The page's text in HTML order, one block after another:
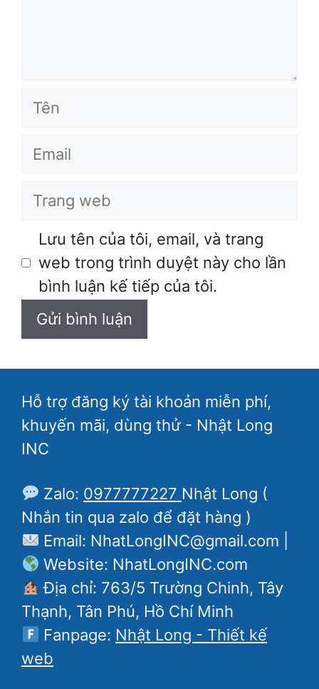
Tên
Email
Trang
Lưu tên của tôi, email, và trang
web trong trình duyệt này cho lần
bình luận kế tiếp của tôi.
Hỗ trợ đăng ký tài khoản miễn phí,
khuyến mãi, dùng thử - Nhật Long
INC
Zalo: 0977777227 Nhật Long (
Nhắn tin qua zalo để đặt hàng )
Email: NhatLongINC@gmail.com |
Website: NhatLongINC.com
Địa chỉ: 763/5 Trường Chinh, Tây
Thạnh, Tân Phú, Hồ Chí Minh
Fanpage: Nhật Long - Thiết kế
web